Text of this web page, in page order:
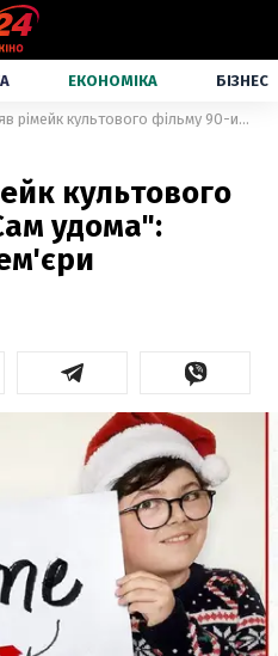
ЕКОНОМІКА БІЗНЕС
Disney зняв рімейк культового фільму 90-их "Сам удома": відома дата прем'єри
культового
удома":